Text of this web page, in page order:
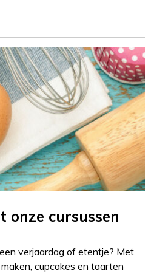
onze cursussen
verjaardag of etentje? Met
cupcakes en taarten